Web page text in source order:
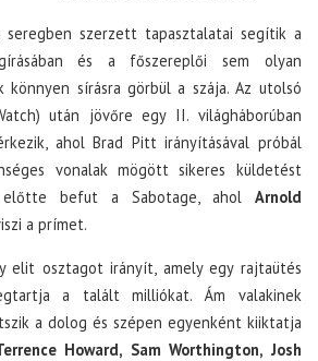
szerzett tapasztalatai segítik a
és a főszereplői sem olyan
könnyen sírásra görbül a szája. Az utolsó
után jövőre egy II. világháborúban
ahol Brad Pitt irányításával próbál
vonalak mögött sikeres küldetést
előtte befut a Sabotage, ahol Arnold
a prímet.
elit osztagot irányít, amely egy rajtaütés
a talált milliókat. Ám valakinek
a dolog és szépen egyenként kiiktatja
Howard, Sam Worthington, Josh